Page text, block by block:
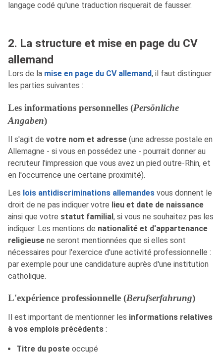
langage codé qu'une traduction risquerait de fausser.
2. La structure et mise en page du CV
allemand
Lors de la mise en page du CV allemand, il faut distinguer
les parties suivantes :
Les informations personnelles (Persönliche
Angaben)
Il s'agit de votre nom et adresse (une adresse postale en
Allemagne - si vous en possédez une - pourrait donner au
recruteur l'impression que vous avez un pied outre-Rhin, et
en l'occurrence une certaine proximité).
Les lois antidiscriminations allemandes vous donnent le
droit de ne pas indiquer votre lieu et date de naissance
ainsi que votre statut familial, si vous ne souhaitez pas les
indiquer. Les mentions de nationalité et d'appartenance
religieuse ne seront mentionnées que si elles sont
nécessaires pour l'exercice d'une activité professionnelle :
par exemple pour une candidature auprès d'une institution
catholique.
L'expérience professionnelle (Berufserfahrung)
Il est important de mentionner les informations relatives
à vos emplois précédents :
Titre du poste occupé